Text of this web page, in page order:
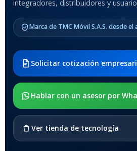
x205
integradores, distribuidores y
Marca de TMC Móvil S.A.S. desde el
Solicitar cotización
Hablar con un asesor por
Ver tienda de tecnología